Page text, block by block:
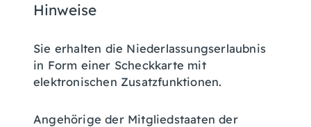
Hinweise
Sie erhalten die Niederlassungserlaubnis
in Form einer Scheckkarte mit
elektronischen Zusatzfunktionen.
Angehörige der Mitgliedstaaten der